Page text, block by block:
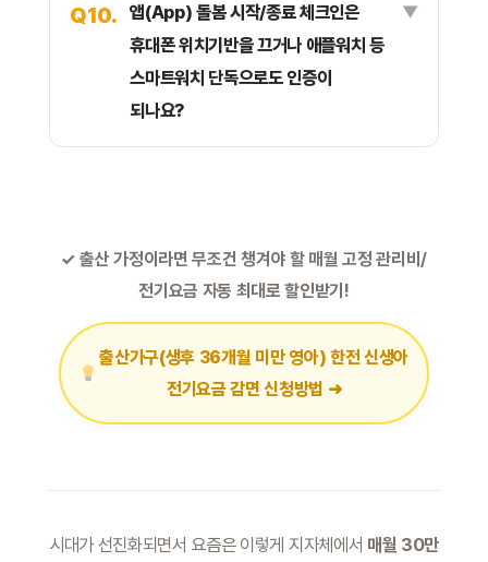
Q10.
앱(App) 돌봄 시작/종료 체크인은
휴대폰 위치기반을 끄거나 애플워치 등
스마트워치 단독으로도 인증이
되나요?
✓ 출산 가정이라면 무조건 챙겨야 할 매월 고정 관리비/
전기요금 자동 최대로 할인받기!
출산가구(생후 36개월 미만 영아) 한전 신생아
전기요금 감면 신청방법 ➜
시대가 선진화되면서 요즘은 이렇게 지자체에서 매월 30만